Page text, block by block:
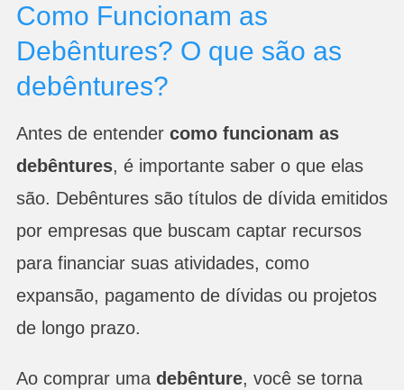
Como Funcionam as
Debêntures? O que são as
debêntures?
Antes de entender como funcionam as
debêntures, é importante saber o que elas
são. Debêntures são títulos de dívida emitidos
por empresas que buscam captar recursos
para financiar suas atividades, como
expansão, pagamento de dívidas ou projetos
de longo prazo.
Ao comprar uma debênture, você se torna